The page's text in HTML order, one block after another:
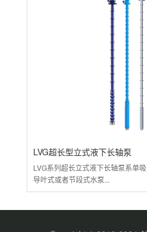
LVG超长型立式液下长轴泵
LVG系列超长立式液下长轴泵系单
导叶式或者节段式水泵...